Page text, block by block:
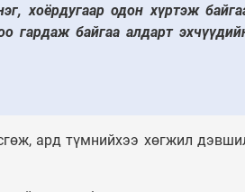
хоёрдугаар одон хүртэж
гардаж байгаа алдарт
ард түмнийхээ хөгжил